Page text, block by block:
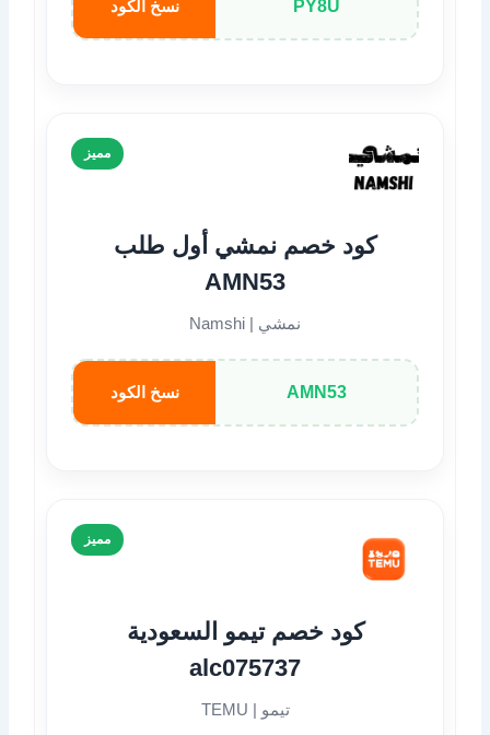
PY8U نسخ الكود
مميز
كود خصم نمشي أول طلب
AMN53
نمشي | Namshi
AMN53 نسخ الكود
مميز
كود خصم تيمو السعودية
alc075737
تيمو | TEMU